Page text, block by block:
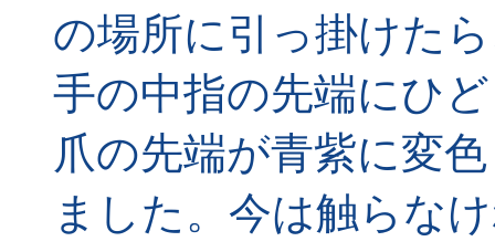
の場所に引っ掛けた
手の中指の先端にひ
爪の先端が青紫に変
ました。今は触らな